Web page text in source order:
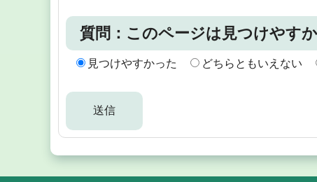
質問：このページは見つけやす
見つけやすかった どちらともいえない